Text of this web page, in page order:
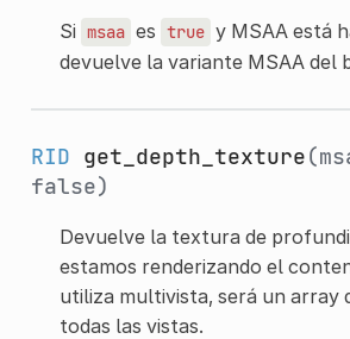
Si msaa es true y MSAA está
devuelve la variante MSAA del
RID get_depth_texture
false)
Devuelve la textura de
estamos renderizando el
utiliza multivista, será un array
todas las vistas.